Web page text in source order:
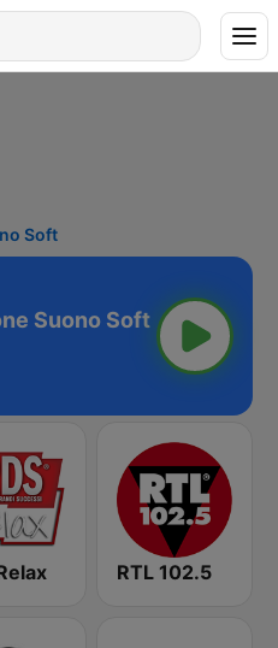
Soft
Suono Soft
RTL 102.5